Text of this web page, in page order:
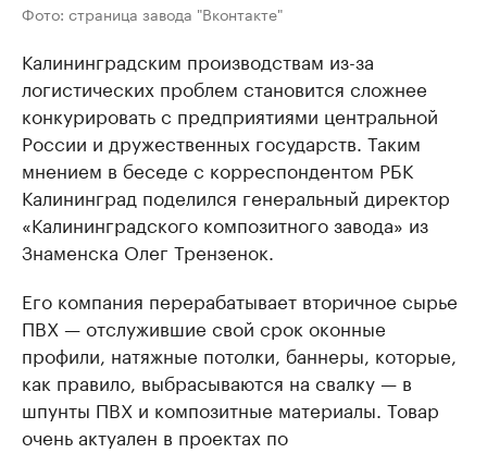
Фото: страница завода "Вконтакте"
Калининградским производствам из-за
логистических проблем становится сложнее
конкурировать с предприятиями центральной
России и дружественных государств. Таким
мнением в беседе с корреспондентом РБК
Калининград поделился генеральный директор
«Калининградского композитного завода» из
Знаменска Олег Трензенок.
Его компания перерабатывает вторичное сырье
ПВХ — отслужившие свой срок оконные
профили, натяжные потолки, баннеры, которые,
как правило, выбрасываются на свалку — в
шпунты ПВХ и композитные материалы. Товар
очень актуален в проектах по